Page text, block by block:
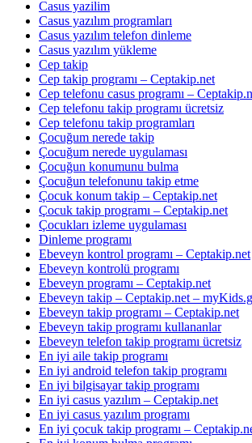
Casus yazilim
Casus yazılım programları
Casus yazılım telefon dinleme
Casus yazılım yükleme
Cep takip
Cep takip programı – Ceptakip.net
Cep telefonu casus programı –
Cep telefonu takip programı ücretsiz
Cep telefonu takip programları
Çocuğum nerede takip
Çocuğum nerede uygulaması
Çocuğun konumunu bulma
Çocuğun telefonunu takip etme
Çocuk konum takip – Ceptakip.net
Çocuk takip programı – Ceptakip.net
Çocukları izleme uygulaması
Dinleme programı
Ebeveyn kontrol programı – Ceptakip.net
Ebeveyn kontrolü programı
Ebeveyn programı – Ceptakip.net
Ebeveyn takip – Ceptakip.net –
Ebeveyn takip programı – Ceptakip.net
Ebeveyn takip programı kullananlar
Ebeveyn telefon takip programı ücretsiz
En iyi aile takip programı
En iyi android telefon takip programı
En iyi bilgisayar takip programı
En iyi casus yazılım – Ceptakip.net
En iyi casus yazılım programı
En iyi çocuk takip programı –